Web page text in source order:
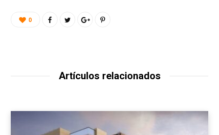
0
Artículos relacionados